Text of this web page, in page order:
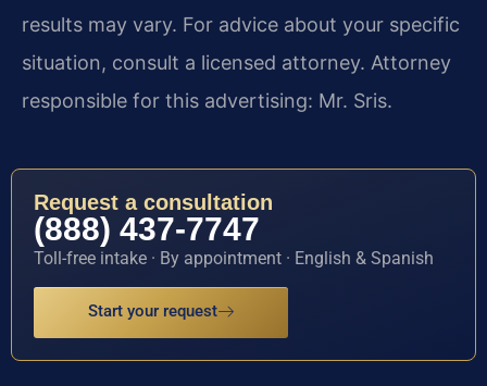
results may vary. For advice about your specific
situation, consult a licensed attorney. Attorney
responsible for this advertising: Mr. Sris.
Request a consultation
(888) 437-7747
Toll-free intake · By appointment · English & Spanish
Start your request